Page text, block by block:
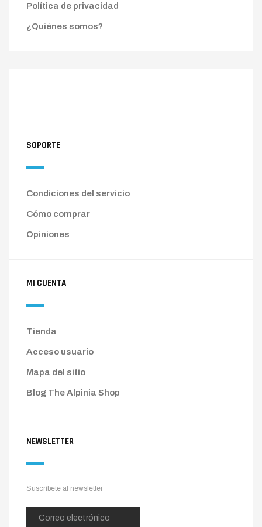
Política de privacidad
¿Quiénes somos?
SOPORTE
Condiciones del servicio
Cómo comprar
Opiniones
MI CUENTA
Tienda
Acceso usuario
Mapa del sitio
Blog The Alpinia Shop
NEWSLETTER
Suscríbete al newsletter